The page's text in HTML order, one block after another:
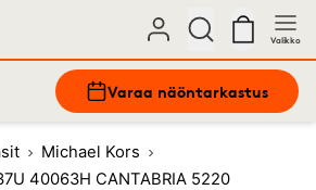
Valikko
Varaa näöntarkastus
Michael Kors
40063H CANTABRIA 5220